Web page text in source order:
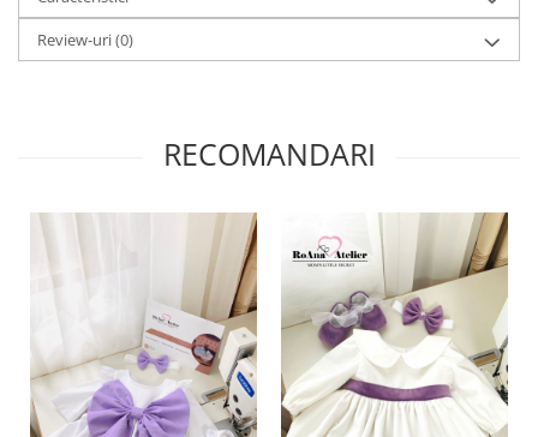
Review-uri(0)
RECOMANDARI